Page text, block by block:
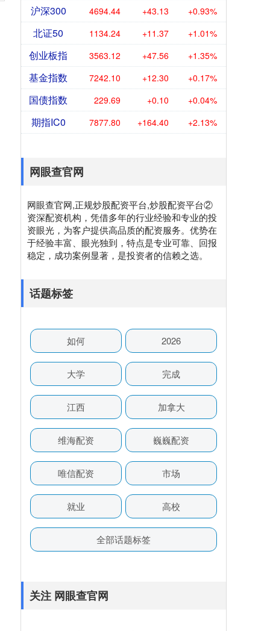
沪深300 4694.44 +43.13 +0.93%
北证50 1134.24 +11.37 +1.01%
创业板指 3563.12 +47.56 +1.35%
基金指数 7242.10 +12.30 +0.17%
国债指数 229.69 +0.10 +0.04%
期指IC0 7877.80 +164.40 +2.13%
网眼查官网
网眼查官网,正规炒股配资平台,炒股配资平台②
资深配资机构，凭借多年的行业经验和专业的投
资眼光，为客户提供高品质的配资服务。优势在
于经验丰富、眼光独到，特点是专业可靠、回报
稳定，成功案例显著，是投资者的信赖之选。
话题标签
如何 2026
大学 完成
江西 加拿大
维海配资 巍巍配资
唯信配资 市场
就业 高校
全部话题标签
关注 网眼查官网